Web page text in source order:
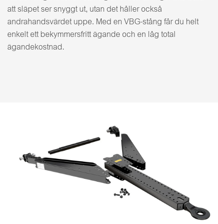
att släpet ser snyggt ut, utan det håller också
andrahandsvärdet uppe. Med en VBG-stång får du helt
enkelt ett bekymmersfritt ägande och en låg total
ägandekostnad.